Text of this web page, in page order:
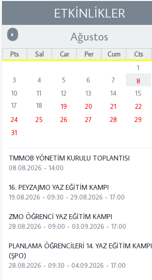
ETKİNLİKLER
« Önceki Ağustos
Pts Sal Çar Per Cum Cts
1
3
4 5 6 7 8
10
11 12 13 14 15
17
18 19 20 21 22
24
25 26 27 28 29
31
TMMOB YÖNETİM KURULU TOPLANTISI
08.08.2026 - 14:00
16. PEYZAJMO YAZ EĞİTİM KAMPI
19.08.2026 - 09:30 -29.08.2026 - 17:00
ZMO ÖĞRENCİ YAZ EĞİTİM KAMPI
28.08.2026 - 09:00 -03.09.2026 - 17:00
PLANLAMA ÖĞRENCİLERİ 14. YAZ EĞİTİM KAMPI
(ŞPO)
28.08.2026 - 09:30 -04.09.2026 - 17:00